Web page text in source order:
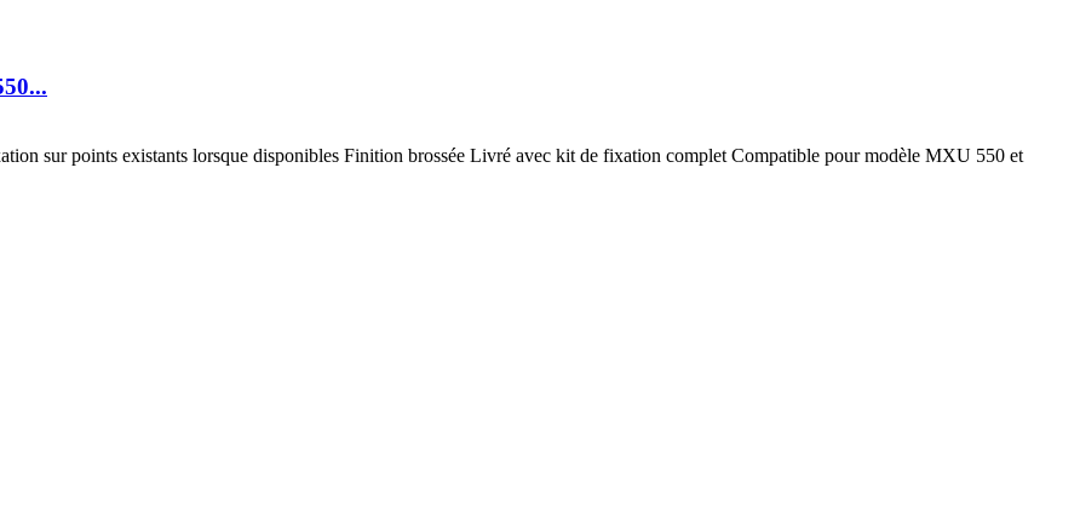
sur points existants lorsque disponibles Finition brossée Livré avec kit de fixation complet Compatible pour modèle MXU 550 et